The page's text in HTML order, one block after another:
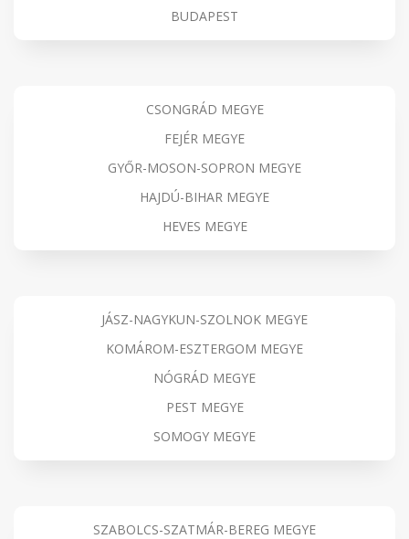
BUDAPEST
CSONGRÁD MEGYE
FEJÉR MEGYE
GYŐR-MOSON-SOPRON MEGYE
HAJDÚ-BIHAR MEGYE
HEVES MEGYE
JÁSZ-NAGYKUN-SZOLNOK MEGYE
KOMÁROM-ESZTERGOM MEGYE
NÓGRÁD MEGYE
PEST MEGYE
SOMOGY MEGYE
SZABOLCS-SZATMÁR-BEREG MEGYE